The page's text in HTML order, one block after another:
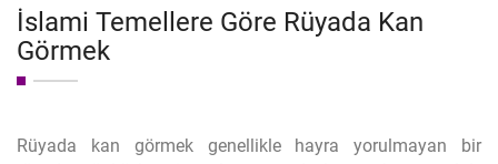
İslami Temellere Göre Rüyada Kan
Görmek
Rüyada kan görmek genellikle hayra yorulmayan bir